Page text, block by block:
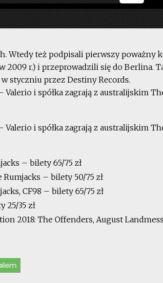
Wtedy też podpisali pierwszy poważny
r.) i przeprowadzili się do Berlina.
styczniu przez Destiny Records.
i spółka zagrają z australijskim
i spółka zagrają z australijskim
– bilety 65/75 zł
– bilety 50/75 zł
CF98 – bilety 65/75 zł
25/35 zł
2018: The Offenders, August